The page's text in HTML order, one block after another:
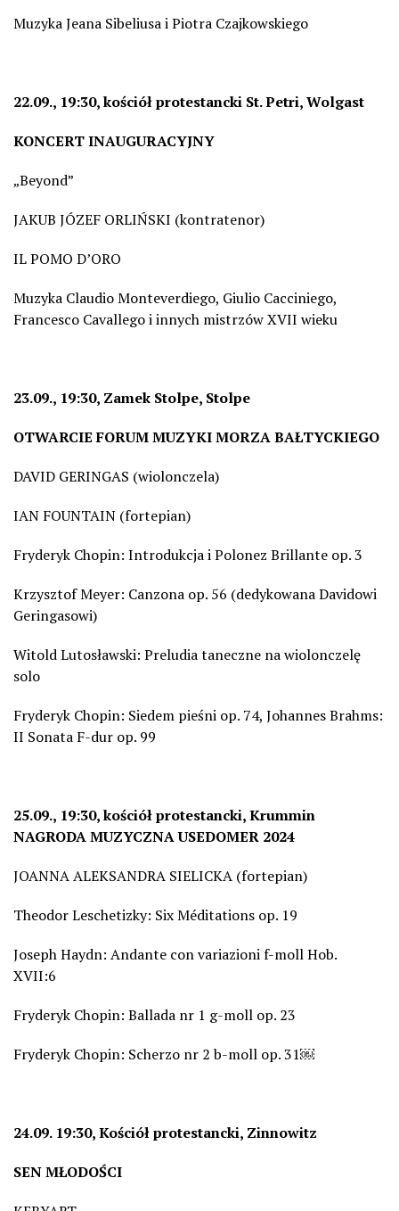
Muzyka Jeana Sibeliusa i Piotra Czajkowskiego
22.09., 19:30, kościół protestancki St. Petri, Wolgast
KONCERT INAUGURACYJNY
„Beyond”
JAKUB JÓZEF ORLIŃSKI (kontratenor)
IL POMO D’ORO
Muzyka Claudio Monteverdiego, Giulio Cacciniego,
Francesco Cavallego i innych mistrzów XVII wieku
23.09., 19:30, Zamek Stolpe, Stolpe
OTWARCIE FORUM MUZYKI MORZA BAŁTYCKIEGO
DAVID GERINGAS (wiolonczela)
IAN FOUNTAIN (fortepian)
Fryderyk Chopin: Introdukcja i Polonez Brillante op. 3
Krzysztof Meyer: Canzona op. 56 (dedykowana Davidowi
Geringasowi)
Witold Lutosławski: Preludia taneczne na wiolonczelę
solo
Fryderyk Chopin: Siedem pieśni op. 74, Johannes Brahms:
II Sonata F-dur op. 99
25.09., 19:30, kościół protestancki, Krummin
NAGRODA MUZYCZNA USEDOMER 2024
JOANNA ALEKSANDRA SIELICKA (fortepian)
Theodor Leschetizky: Six Méditations op. 19
Joseph Haydn: Andante con variazioni f-moll Hob.
XVII:6
Fryderyk Chopin: Ballada nr 1 g-moll op. 23
Fryderyk Chopin: Scherzo nr 2 b-moll op. 31￼
24.09. 19:30, Kościół protestancki, Zinnowitz
SEN MŁODOŚCI